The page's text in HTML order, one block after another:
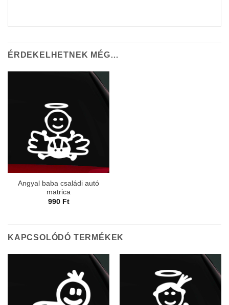
ÉRDEKELHETNEK MÉG…
Angyal baba családi autó
matrica
990 Ft
KAPCSOLÓDÓ TERMÉKEK